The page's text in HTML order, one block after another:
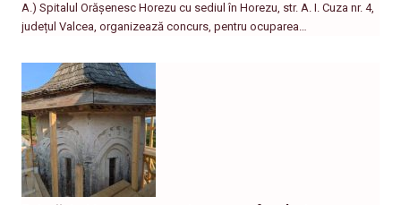
A.) Spitalul Orășenesc Horezu cu sediul în Horezu, str. A. I. Cuza nr. 4,
județul Valcea, organizează concurs, pentru ocuparea…